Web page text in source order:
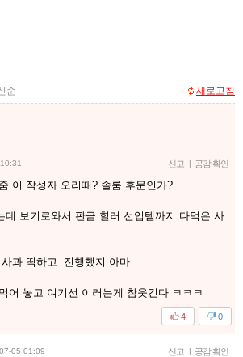
순 새로고침
신고 | 공감 확인
이 작성자 오리때? 솔룸 후문인가?
데 보기로와서 판금 힐러 선입템까지 다먹은 사
과 띡하고 진행했지 아마
어 놓고 여기선 이러는게 참웃긴다 ㅋㅋㅋ
0
4
05 01:09 신고 | 공감 확인